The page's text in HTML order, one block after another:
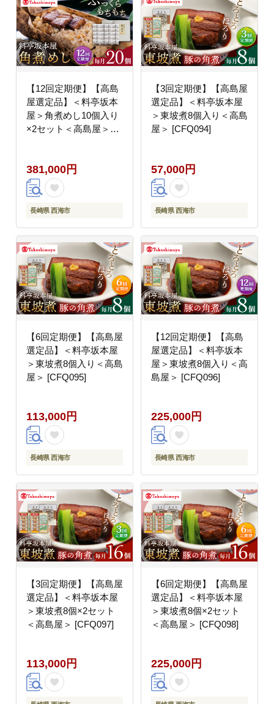
【12回定期便】【高島
屋選定品】＜料亭坂本
屋＞角煮めし10個入り
×2セット＜高島屋＞
381,000円
長崎県 西海市
【3回定期便】【高島屋
選定品】＜料亭坂本屋
＞東坡煮8個入り＜高島
屋＞ [CFQ094]
57,000円
長崎県 西海市
【6回定期便】【高島屋
選定品】＜料亭坂本屋
＞東坡煮8個入り＜高島
屋＞ [CFQ095]
113,000円
長崎県 西海市
【12回定期便】【高島
屋選定品】＜料亭坂本
屋＞東坡煮8個入り＜高
島屋＞ [CFQ096]
225,000円
長崎県 西海市
【3回定期便】【高島屋
選定品】＜料亭坂本屋
＞東坡煮8個×2セット
＜高島屋＞ [CFQ097]
113,000円
【6回定期便】【高島屋
選定品】＜料亭坂本屋
＞東坡煮8個×2セット
＜高島屋＞ [CFQ098]
225,000円